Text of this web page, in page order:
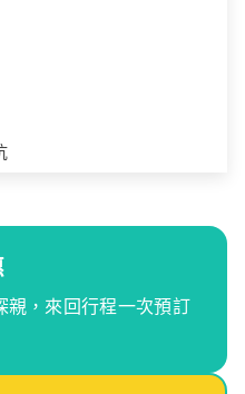
親，來回行程一次預訂